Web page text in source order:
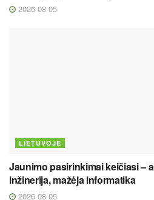
2026 08 05
LIETUVOJE
Jaunimo pasirinkimai keičiasi –
inžinerija, mažėja informatika
2026 08 05